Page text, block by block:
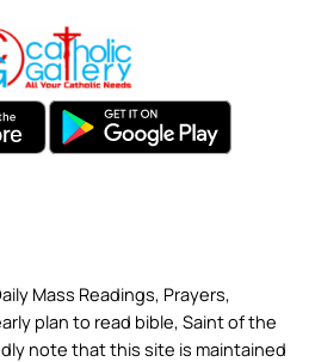
Mass Readings, Prayers,
plan to read bible, Saint of the
note that this site is maintained